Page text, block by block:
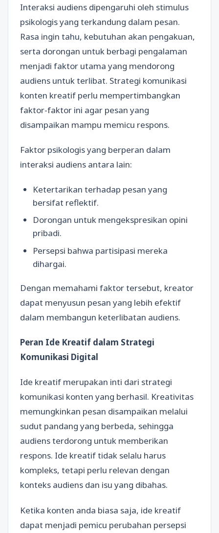
Interaksi audiens dipengaruhi oleh stimulus
psikologis yang terkandung dalam pesan.
Rasa ingin tahu, kebutuhan akan pengakuan,
serta dorongan untuk berbagi pengalaman
menjadi faktor utama yang mendorong
audiens untuk terlibat. Strategi komunikasi
konten kreatif perlu mempertimbangkan
faktor-faktor ini agar pesan yang
disampaikan mampu memicu respons.
Faktor psikologis yang berperan dalam
interaksi audiens antara lain:
Ketertarikan terhadap pesan yang
bersifat reflektif.
Dorongan untuk mengekspresikan opini
pribadi.
Persepsi bahwa partisipasi mereka
dihargai.
Dengan memahami faktor tersebut, kreator
dapat menyusun pesan yang lebih efektif
dalam membangun keterlibatan audiens.
Peran Ide Kreatif dalam Strategi
Komunikasi Digital
Ide kreatif merupakan inti dari strategi
komunikasi konten yang berhasil. Kreativitas
memungkinkan pesan disampaikan melalui
sudut pandang yang berbeda, sehingga
audiens terdorong untuk memberikan
respons. Ide kreatif tidak selalu harus
kompleks, tetapi perlu relevan dengan
konteks audiens dan isu yang dibahas.
Ketika konten anda biasa saja, ide kreatif
dapat menjadi pemicu perubahan persepsi